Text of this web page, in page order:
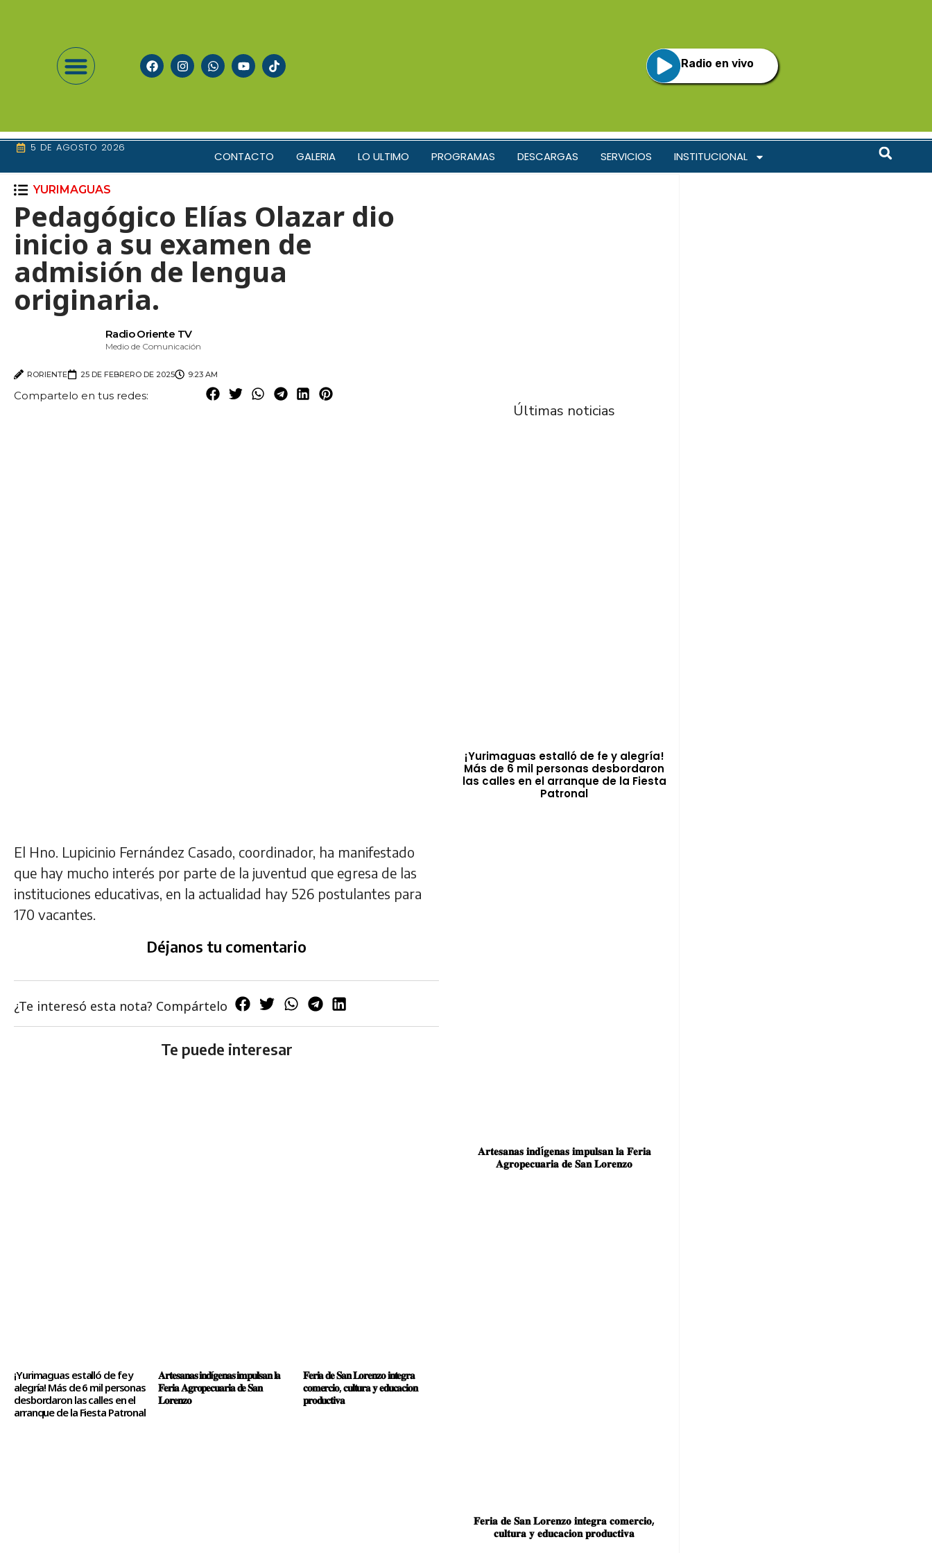
Radio en vivo
5 DE AGOSTO 2026
CONTACTO GALERIA LO ULTIMO PROGRAMAS DESCARGAS SERVICIOS INSTITUCIONAL
YURIMAGUAS
Pedagógico Elías Olazar dio
inicio a su examen de
admisión de lengua
originaria.
Radio Oriente TV
Medio de Comunicación
RORIENTE 25 DE FEBRERO DE 2025 9:23 AM
Compartelo en tus redes:
El Hno. Lupicinio Fernández Casado, coordinador, ha manifestado
que hay mucho interés por parte de la juventud que egresa de las
instituciones educativas, en la actualidad hay 526 postulantes para
170 vacantes.
Déjanos tu comentario
¿Te interesó esta nota? Compártelo
Te puede interesar
¡Yurimaguas estalló de fe y
alegría! Más de 6 mil personas
desbordaron las calles en el
arranque de la Fiesta Patronal
𝐀𝐫𝐭𝐞𝐬𝐚𝐧𝐚𝐬 𝐢𝐧𝐝í𝐠𝐞𝐧𝐚𝐬 𝐢𝐦𝐩𝐮𝐥𝐬𝐚𝐧 𝐥𝐚
𝐅𝐞𝐫𝐢𝐚 𝐀𝐠𝐫𝐨𝐩𝐞𝐜𝐮𝐚𝐫𝐢𝐚 𝐝𝐞 𝐒𝐚𝐧
𝐋𝐨𝐫𝐞𝐧𝐳𝐨
𝐅𝐞𝐫𝐢𝐚 𝐝𝐞 𝐒𝐚𝐧 𝐋𝐨𝐫𝐞𝐧𝐳𝐨 𝐢𝐧𝐭𝐞𝐠𝐫𝐚
𝐜𝐨𝐦𝐞𝐫𝐜𝐢𝐨, 𝐜𝐮𝐥𝐭𝐮𝐫𝐚 𝐲 𝐞𝐝𝐮𝐜𝐚𝐜𝐢𝐨𝐧
𝐩𝐫𝐨𝐝𝐮𝐜𝐭𝐢𝐯𝐚
Últimas noticias
¡Yurimaguas estalló de fe y alegría!
Más de 6 mil personas desbordaron
las calles en el arranque de la Fiesta
Patronal
𝐀𝐫𝐭𝐞𝐬𝐚𝐧𝐚𝐬 𝐢𝐧𝐝í𝐠𝐞𝐧𝐚𝐬 𝐢𝐦𝐩𝐮𝐥𝐬𝐚𝐧 𝐥𝐚 𝐅𝐞𝐫𝐢𝐚
𝐀𝐠𝐫𝐨𝐩𝐞𝐜𝐮𝐚𝐫𝐢𝐚 𝐝𝐞 𝐒𝐚𝐧 𝐋𝐨𝐫𝐞𝐧𝐳𝐨
𝐅𝐞𝐫𝐢𝐚 𝐝𝐞 𝐒𝐚𝐧 𝐋𝐨𝐫𝐞𝐧𝐳𝐨 𝐢𝐧𝐭𝐞𝐠𝐫𝐚 𝐜𝐨𝐦𝐞𝐫𝐜𝐢𝐨,
𝐜𝐮𝐥𝐭𝐮𝐫𝐚 𝐲 𝐞𝐝𝐮𝐜𝐚𝐜𝐢𝐨𝐧 𝐩𝐫𝐨𝐝𝐮𝐜𝐭𝐢𝐯𝐚